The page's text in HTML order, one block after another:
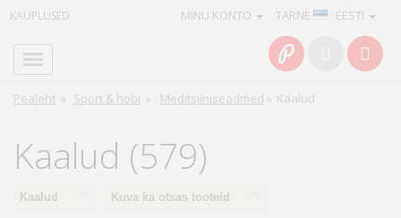
KAUPLUSED TARNE · EESTI
MINU KONTO
Pealeht » Sport & hobi » Meditsiiniseadmed » Kaalud
Kaalud (579)
Kaalud Kuva ka otsas tooteid
Info